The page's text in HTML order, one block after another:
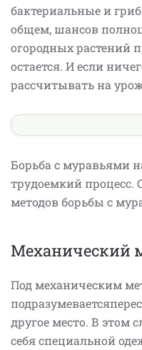
бактериальные и
общем, шансов
огородных растений
остается. И если
рассчитывать на
Борьба с муравьями
трудоемкий процесс.
методов борьбы с
Механический
Под механическим
другое место. В этом
себя специальной